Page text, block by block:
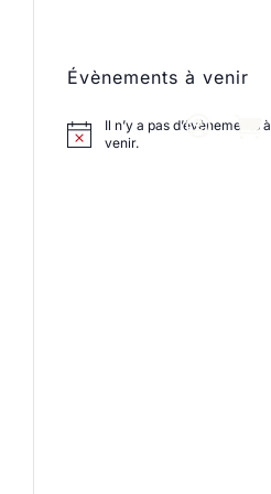
Évènements à venir
Il n’y a pas d’évènements à
venir.